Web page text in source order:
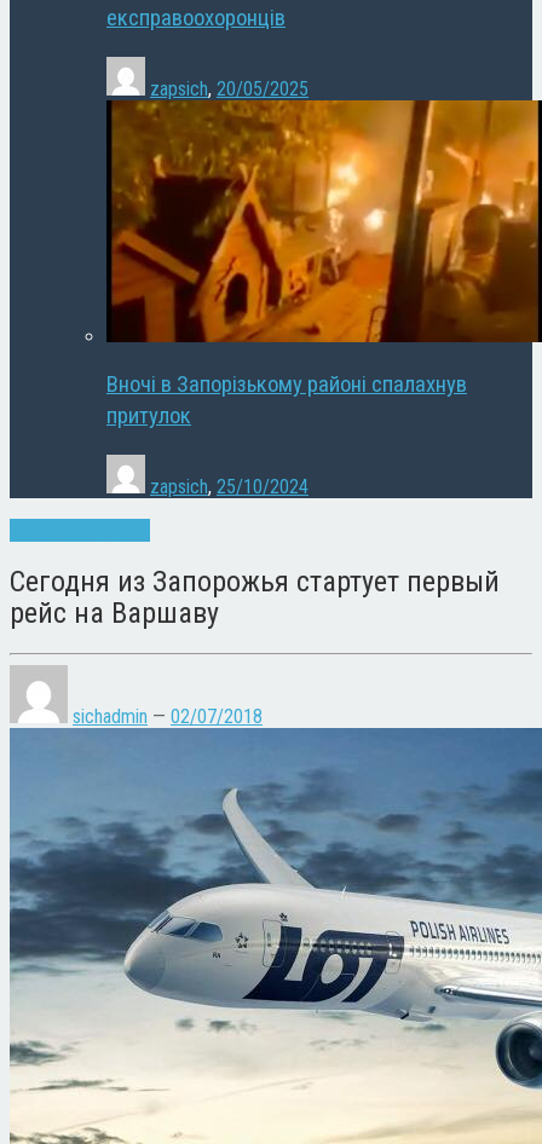
експравоохоронців
zapsich, 20/05/2025
Вночі в Запорізькому районі спалахнув
притулок
zapsich, 25/10/2024
Сегодня из Запорожья стартует первый
рейс на Варшаву
sichadmin — 02/07/2018